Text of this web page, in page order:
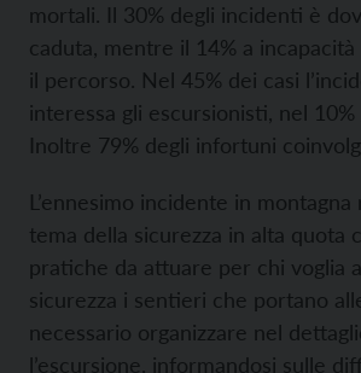
mortali. Il 30% degli incidenti è
caduta, mentre il 14% a
il percorso. Nel 45% dei casi
interessa gli escursionisti, nel
Inoltre 79% degli infortuni
L’ennesimo incidente in
tema della sicurezza in alta quota
pratiche da attuare per chi voglia
sicurezza i sentieri che portano
necessario organizzare nel
l’escursione, informandosi sulle